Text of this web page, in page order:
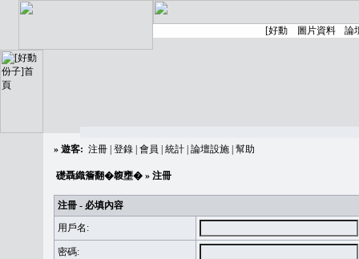
» 遊客: 注冊 登錄 會員 統計 論壇設施 幫助
礎聶織簷翻�䪖壅� » 注冊
注冊 - 必填內容
用戶名:
密碼: